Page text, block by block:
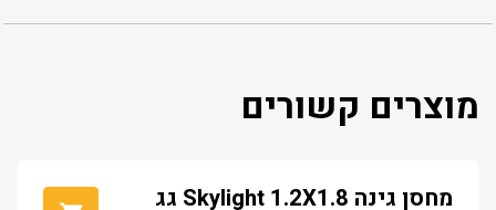
מוצרים קשורים
מחסן גינה Skylight 1.2X1.8 גג